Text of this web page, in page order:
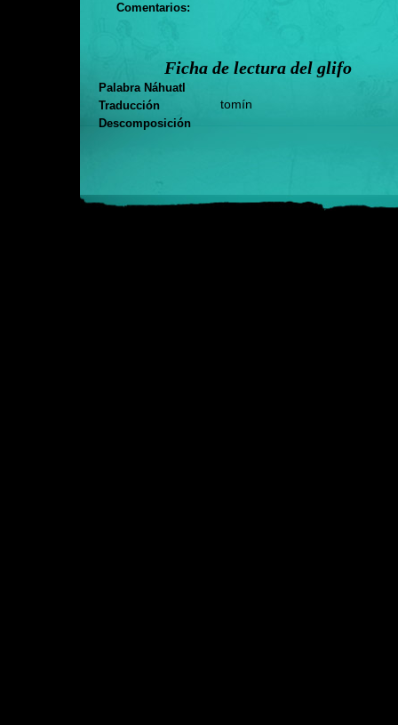
Comentarios:
Ficha de lectura del glifo
Palabra Náhuatl
Traducción
tomín
Descomposición